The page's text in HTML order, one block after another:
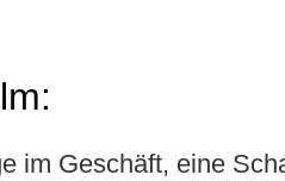
im Geschäft, eine